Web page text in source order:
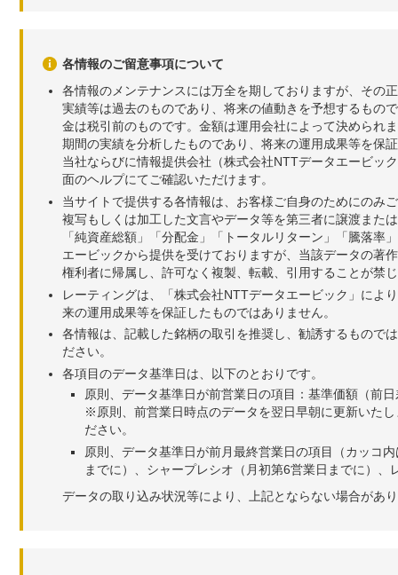
各情報のご留意事項について
各情報のメンテナンスには万全を期しておりますが、その
実績等は過去のものであり、将来の値動きを予想するもの
金は税引前のものです。金額は運用会社によって決められ
期間の実績を分析したものであり、将来の運用成果等を保
当社ならびに情報提供会社（株式会社NTTデータエービッ
面のヘルプにてご確認いただけます。
当サイトで提供する各情報は、お客様ご自身のためにのみ
複写もしくは加工した文言やデータ等を第三者に譲渡また
「純資産総額」「分配金」「トータルリターン」「騰落
エービックから提供を受けておりますが、当該データの著
権利者に帰属し、許可なく複製、転載、引用することが禁
レーティングは、「株式会社NTTデータエービック」によ
来の運用成果等を保証したものではありません。
各情報は、記載した銘柄の取引を推奨し、勧誘するもので
ださい。
各項目のデータ基準日は、以下のとおりです。
原則、データ基準日が前営業日の項目：基準価額（前
※原則、前営業日時点のデータを翌日早朝に更新いた
ださい。
原則、データ基準日が前月最終営業日の項目（カッコ
までに）、シャープレシオ（月初第6営業日までに）
データの取り込み状況等により、上記とならない場合があ